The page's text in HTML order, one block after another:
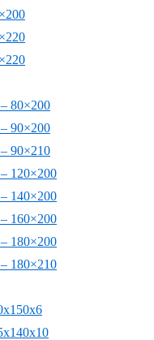
80×200
90×200
90×210
120×200
140×200
160×200
180×200
180×210